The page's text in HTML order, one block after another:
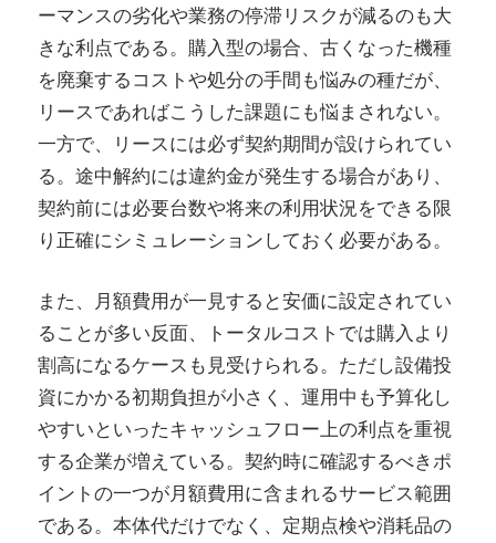
ーマンスの劣化や業務の停滞リスクが減るのも大
きな利点である。購入型の場合、古くなった機種
を廃棄するコストや処分の手間も悩みの種だが、
リースであればこうした課題にも悩まされない。
一方で、リースには必ず契約期間が設けられてい
る。途中解約には違約金が発生する場合があり、
契約前には必要台数や将来の利用状況をできる限
り正確にシミュレーションしておく必要がある。
また、月額費用が一見すると安価に設定されてい
ることが多い反面、トータルコストでは購入より
割高になるケースも見受けられる。ただし設備投
資にかかる初期負担が小さく、運用中も予算化し
やすいといったキャッシュフロー上の利点を重視
する企業が増えている。契約時に確認するべきポ
イントの一つが月額費用に含まれるサービス範囲
である。本体代だけでなく、定期点検や消耗品の